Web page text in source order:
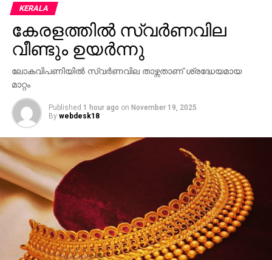
KERALA
കേരളത്തില്‍ സ്വര്‍ണവില
വീണ്ടും ഉയര്‍ന്നു
ലോകവിപണിയില്‍ സ്വര്‍ണവില താഴ്ന്നതാണ് ശ്രദ്ധേയമായ
മാറ്റം
Published 1 hour ago on November 19, 2025
By webdesk18